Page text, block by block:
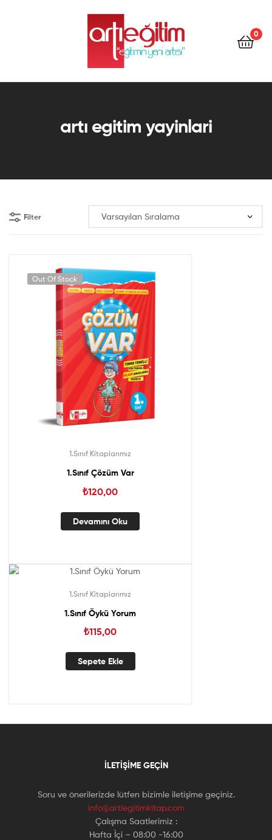
Artı
Kitap
0
artı egitim yayinlari
Filter
Out Of Stock
1.Sınıf Kitaplarımız
1.Sınıf Çözüm Var
₺120,00
Devamını Oku
1.Sınıf Kitaplarımız
1.Sınıf Öykü Yorum
₺115,00
Sepete Ekle
İLETIŞIME GEÇIN
Soru ve önerilerizde lütfen bizimle iletişime geçiniz.
info@artiegitimkitap.com
Çalışma Saatlerimiz :
Hafta İçi – 08:00 -16:00